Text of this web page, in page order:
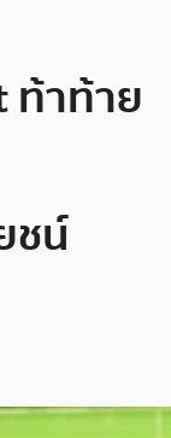
ท้าท้าย
ชน์